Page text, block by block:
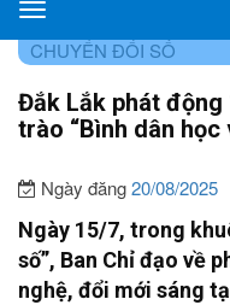
Sở
Xây
tỉnh
Đắk
TRANG CHỦ
CHUYỂN ĐỔI SỐ
Đắk Lắk phát động
trào “Bình dân học
Ngày đăng20/08/2025
Ngày 15/7, trong
số”, Ban Chỉ đạo về
nghệ, đổi mới sáng